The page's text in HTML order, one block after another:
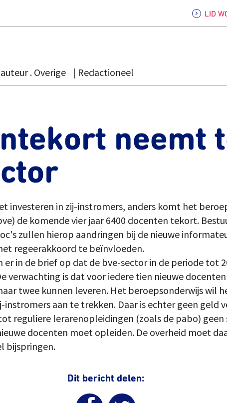
LID
auteur . Overige Redactioneel
neemt
investeren in zij-instromers, anders komt het
de komende vier jaar 6400 docenten tekort.
zullen hierop aandringen bij de nieuwe
regeerakkoord te beïnvloeden.
er in de brief op dat de bve-sector in de periode tot
verwachting is dat voor iedere tien nieuwe
twee kunnen leveren. Het beroepsonderwijs wil
aan te trekken. Daar is echter geen geld
reguliere lerarenopleidingen (zoals de pabo) geen
docenten moet opleiden. De overheid moet
bijspringen.
Dit bericht delen: